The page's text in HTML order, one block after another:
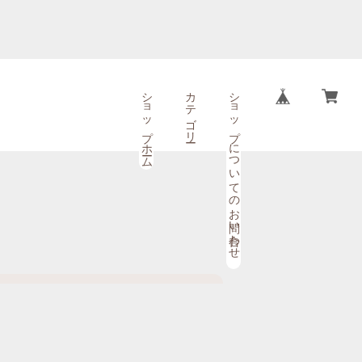
ショップホーム カテゴリー ショップについてのお問い合わせ